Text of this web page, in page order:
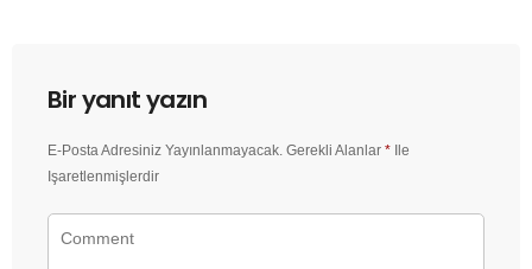
Bir yanıt yazın
E-Posta Adresiniz Yayınlanmayacak. Gerekli Alanlar * Ile
Işaretlenmişlerdir